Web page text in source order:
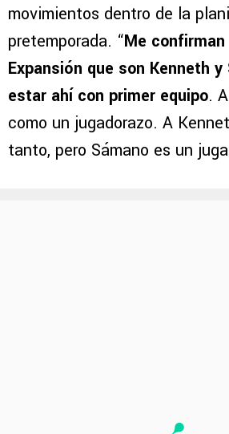
movimientos dentro de la
pretemporada. “Me
Expansión que son Kenneth y
estar ahí con primer equipo.
como un jugadorazo. A
tanto, pero Sámano es un